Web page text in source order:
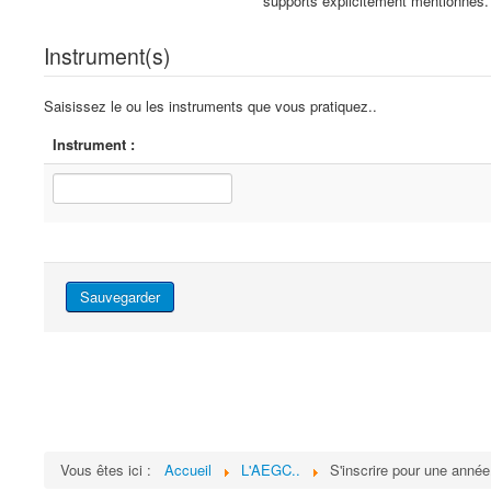
Instrument(s)
Saisissez le ou les instruments que vous pratiquez..
Instrument :
Sauvegarder
Vous êtes ici : Accueil L'AEGC.. S'inscrire pour une